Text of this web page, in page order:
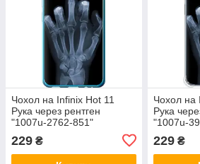
Чохол на Infinix Hot 11
Рука через рентген
"1007u-2762-851"
229 ₴
Чохол на
Рука
"1007u-
229₴